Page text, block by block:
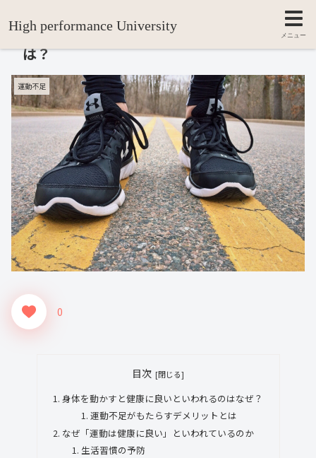
運動と健康の関係。運動がもたらす効果と
は？
運動不足
0
目次
身体を動かすと健康に良いといわれるのはなぜ？
運動不足がもたらすデメリットとは
なぜ「運動は健康に良い」といわれているのか
生活習慣の予防
High performance University
メニュー